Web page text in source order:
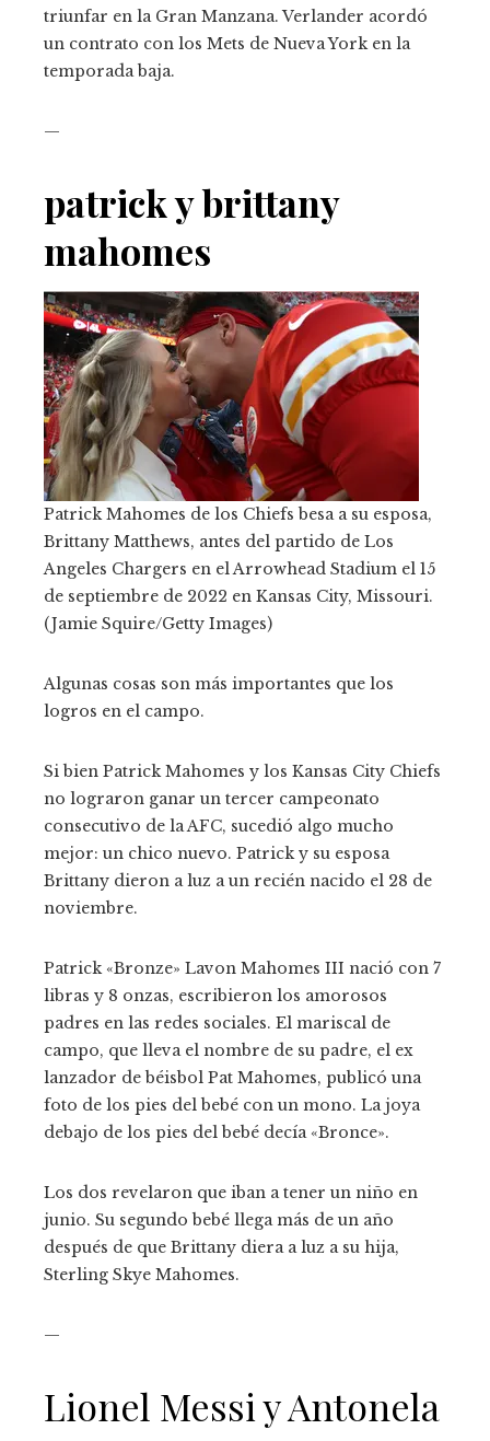
triunfar en la Gran Manzana. Verlander acordó
un contrato con los Mets de Nueva York en la
temporada baja.
—
patrick y brittany
mahomes
Patrick Mahomes de los Chiefs besa a su esposa,
Brittany Matthews, antes del partido de Los
Angeles Chargers en el Arrowhead Stadium el 15
de septiembre de 2022 en Kansas City, Missouri.
(Jamie Squire/Getty Images)
Algunas cosas son más importantes que los
logros en el campo.
Si bien Patrick Mahomes y los Kansas City Chiefs
no lograron ganar un tercer campeonato
consecutivo de la AFC, sucedió algo mucho
mejor: un chico nuevo. Patrick y su esposa
Brittany dieron a luz a un recién nacido el 28 de
noviembre.
Patrick «Bronze» Lavon Mahomes III nació con 7
libras y 8 onzas, escribieron los amorosos
padres en las redes sociales. El mariscal de
campo, que lleva el nombre de su padre, el ex
lanzador de béisbol Pat Mahomes, publicó una
foto de los pies del bebé con un mono. La joya
debajo de los pies del bebé decía «Bronce».
Los dos revelaron que iban a tener un niño en
junio. Su segundo bebé llega más de un año
después de que Brittany diera a luz a su hija,
Sterling Skye Mahomes.
—
Lionel Messi y Antonela